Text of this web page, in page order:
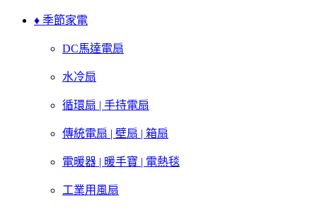
♦ 季節家電
DC馬達電扇
水冷扇
循環扇 | 手持電扇
傳統電扇 | 壁扇 | 箱扇
電暖器 | 暖手寶 | 電熱毯
工業用風扇